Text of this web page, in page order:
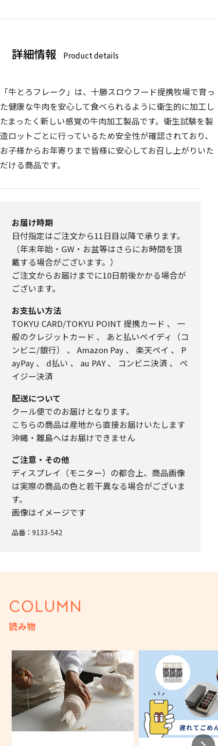
詳細情報 Product details
「牛とろフレーク」は、十勝スロウフード提携牧場で育っ
た健康な牛肉を安心して食べられるように衛生的に加工し
たまったく新しい感覚の牛肉加工製品です。衛生試験を製
造ロットごとに行っているため安全性が確認されており、
お子様からお年寄りまで皆様に安心してお召し上がりいた
だける商品です。
お届け時期
日付指定はご注文から11日目以降で承ります。
（年末年始・GW・お盆等はさらにお時間を頂
戴する場合がございます。）
ご注文からお届けまでに10日前後かかる場合が
ございます。
お支払い方法
TOKYU CARD/TOKYU POINT 提携カード 、 一
般のクレジットカード 、 あと払いペイディ（コ
ンビニ/銀行）
、 Amazon Pay、 楽天ペイ 、 P
ayPay、 d払い 、 au PAY、 コンビニ決済 、 ペ
イジー決済
配送について
クール便でのお届けとなります。
こちらの商品は産地から直接お届けいたします
沖縄・離島へはお届けできません
ご注意・その他
ディスプレイ（モニター）の都合上、商品画像
は実際の商品の色と若干異なる場合がございま
す。
画像はイメージです
品番： 9133-542
COLUMN
読み物